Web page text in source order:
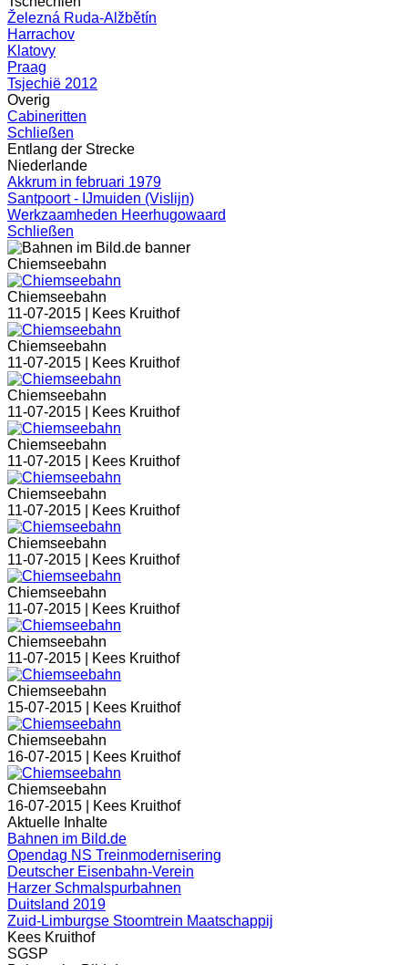
Železná Ruda-Alžbětín
Harrachov
Klatovy
Praag
Tsjechië 2012
Overig
Cabineritten
Schließen
Entlang der Strecke
Niederlande
Akkrum in februari 1979
Santpoort - IJmuiden (Vislijn)
Werkzaamheden Heerhugowaard
Schließen
Chiemseebahn
Chiemseebahn
11-07-2015 |
Kees Kruithof
Chiemseebahn
11-07-2015 |
Kees Kruithof
Chiemseebahn
11-07-2015 |
Kees Kruithof
Chiemseebahn
11-07-2015 |
Kees Kruithof
Chiemseebahn
11-07-2015 |
Kees Kruithof
Chiemseebahn
11-07-2015 |
Kees Kruithof
Chiemseebahn
11-07-2015 |
Kees Kruithof
Chiemseebahn
11-07-2015 |
Kees Kruithof
Chiemseebahn
15-07-2015 |
Kees Kruithof
Chiemseebahn
16-07-2015 |
Kees Kruithof
Chiemseebahn
16-07-2015 |
Kees Kruithof
Aktuelle Inhalte
Bahnen im Bild.de
Opendag NS Treinmodernisering
Deutscher Eisenbahn-Verein
Harzer Schmalspurbahnen
Duitsland 2019
Zuid-Limburgse Stoomtrein Maatschappij
Kees Kruithof
SGSP